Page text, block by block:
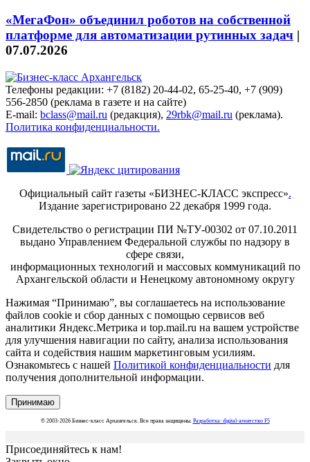
«МегаФон» объединил роботов на собственной
платформе для автоматизации рутинных задач |
07.07.2026
Телефоны редакции: +7 (8182) 20-44-02, 65-25-40, +7 (909)
556-2850 (реклама в газете и на сайте)
E-mail: bclass@mail.ru (редакция), 29rbk@mail.ru (реклама).
Политика конфиденциальности.
Официальный сайт газеты «БИЗНЕС-КЛАСС экспресс».
Издание зарегистрировано 22 декабря 1999 года.
Свидетельство о регистрации ПИ №ТУ-00302 от 07.10.2011
выдано Управлением Федеральной службы по надзору в
сфере связи,
информационных технологий и массовых коммуникаций по
Архангельской области и Ненецкому автономному округу
Нажимая “Принимаю”, вы соглашаетесь на использование
файлов cookie и сбор данных с помощью сервисов веб
аналитики Яндекс.Метрика и top.mail.ru на вашем устройстве
для улучшения навигации по сайту, анализа использования
сайта и содействия нашим маркетинговым усилиям.
Ознакомьтесь с нашей Политикой конфиденциальности для
получения дополнительной информации.
Принимаю
© 2003-2026 Бизнес-класс Архангельск. Все права защищены. Разработка: digital-агентство F5
Присоединяйтесь к нам!